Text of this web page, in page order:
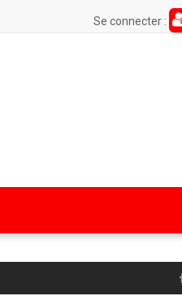
Se connecter :